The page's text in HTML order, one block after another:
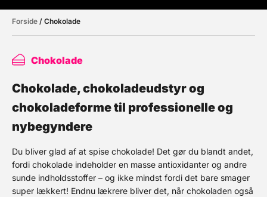
Forside / Chokolade
Chokolade, chokoladeudstyr og
chokoladeforme til professionelle og
nybegyndere
Du bliver glad af at spise chokolade! Det gør du blandt andet,
fordi chokolade indeholder en masse antioxidanter og andre
sunde indholdsstoffer – og ikke mindst fordi det bare smager
super lækkert! Endnu lækrere bliver det, når chokoladen også
Chokolade